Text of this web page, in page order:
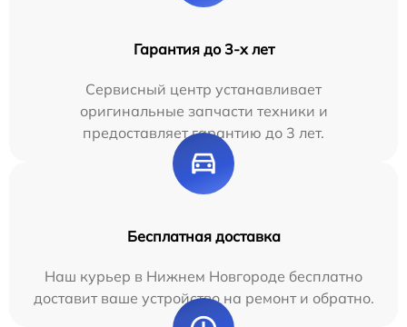
Гарантия до 3-х лет
Сервисный центр устанавливает
оригинальные запчасти техники и
предоставляет гарантию до 3 лет.
Бесплатная доставка
Наш курьер в Нижнем Новгороде бесплатно
доставит ваше устройство на ремонт и обратно.